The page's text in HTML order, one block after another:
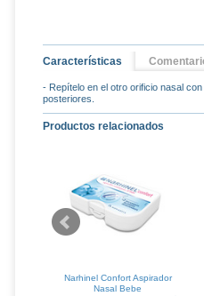
Características
- Repítelo en el otro orificio nasal
posteriores.
Productos relacionados
Narhinel Confort Aspirador
Nasal Bebe